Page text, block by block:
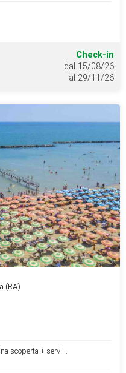
Check-in
dal 15/08/26
al 29/11/26
(RA)
scoperta + servi...